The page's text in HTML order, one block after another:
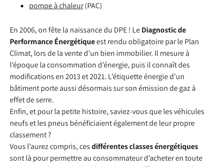
pompe à chaleur(PAC)
En 2006, on fête la naissance du DPE ! LeDiagnostic de
Performance Énergétiqueest rendu obligatoire par le Plan
Climat, lors de la vente d’un bien immobilier. Il mesure à
l’époque la consommation d’énergie, puis il connaît des
modifications en 2013 et 2021. L’étiquette énergie d’un
bâtiment porte aussi désormais sur son émission de gaz à
effet de serre.
Enfin, et pour la petite histoire, saviez-vous que les véhicules
neufs et les pneus bénéficiaient également de leur propre
classement ?
Vous l’aurez compris, cesdifférentes classes énergétiques
sont là pour permettre au consommateur d’acheter en toute